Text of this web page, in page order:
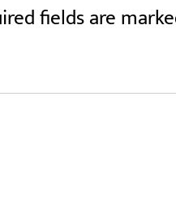
fields are